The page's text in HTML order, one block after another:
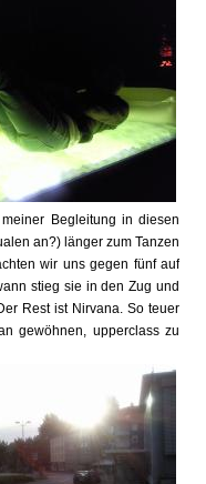
Begleitung in diesen
an?) länger zum Tanzen
wir uns gegen fünf auf
stieg sie in den Zug und
Rest ist Nirvana. So teuer
gewöhnen, upperclass zu